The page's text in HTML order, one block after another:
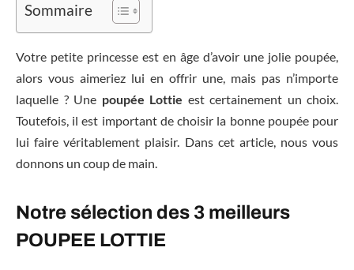
Sommaire
Votre petite princesse est en âge d’avoir une jolie poupée,
alors vous aimeriez lui en offrir une, mais pas n’importe
laquelle ? Une poupée Lottie est certainement un choix.
Toutefois, il est important de choisir la bonne poupée pour
lui faire véritablement plaisir. Dans cet article, nous vous
donnons un coup de main.
Notre sélection des 3 meilleurs
POUPEE LOTTIE